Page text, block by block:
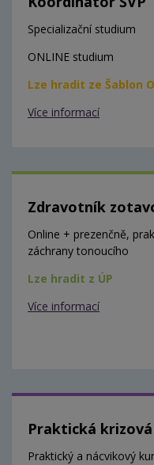
Specializační studium
ONLINE studium
Lze hradit ze Šablon
Více informací
Zdravotník
Online + prezenčně,
záchrany tonoucího
Lze hradit z ÚP
Více informací
Praktická
Praktický a nácvikový